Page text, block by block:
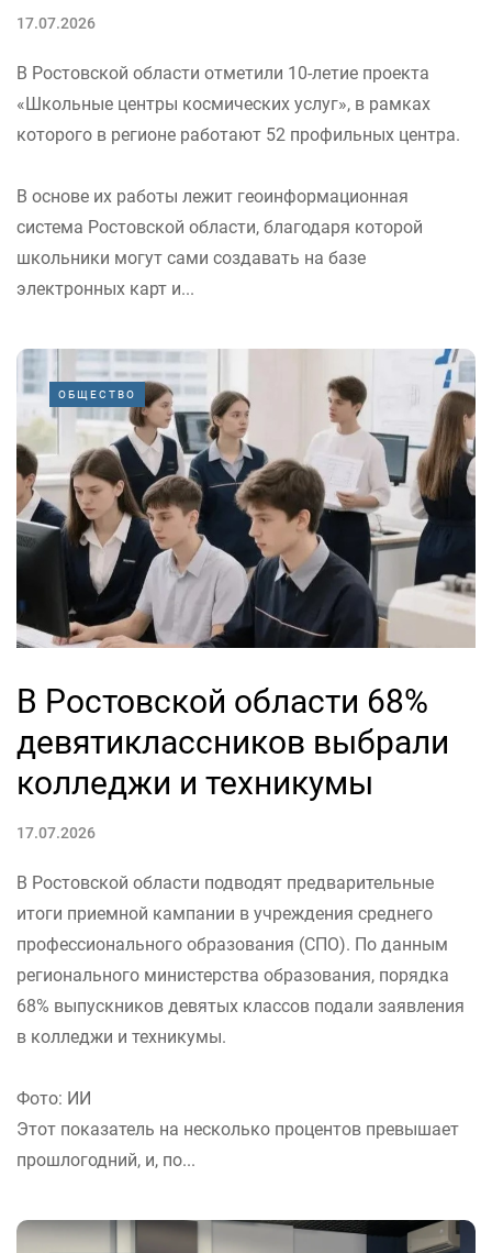
17.07.2026
В Ростовской области отметили 10-летие проекта
«Школьные центры космических услуг», в рамках
которого в регионе работают 52 профильных центра.
В основе их работы лежит геоинформационная
система Ростовской области, благодаря которой
школьники могут сами создавать на базе
электронных карт и...
ОБЩЕСТВО
В Ростовской области 68%
девятиклассников выбрали
колледжи и техникумы
17.07.2026
В Ростовской области подводят предварительные
итоги приемной кампании в учреждения среднего
профессионального образования (СПО). По данным
регионального министерства образования, порядка
68% выпускников девятых классов подали заявления
в колледжи и техникумы.
Фото: ИИ
Этот показатель на несколько процентов превышает
прошлогодний, и, по...